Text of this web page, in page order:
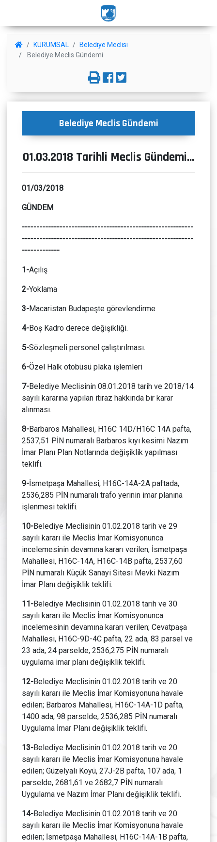
KURUMSAL
Belediye Meclisi
Belediye Meclis Gündemi
Belediye Meclis Gündemi
01.03.2018 Tarihli Meclis Gündemi...
01/03/2018
GÜNDEM
-----------------------------------------------------------
-----------------------------------------------------------
-------------
1-Açılış
2-Yoklama
3-Macaristan Budapeşte görevlendirme
4-Boş Kadro derece değişikliği.
5-Sözleşmeli personel çalıştırılması.
6-Özel Halk otobüsü plaka işlemleri
7-Belediye Meclisinin 08.01.2018 tarih ve 2018/14
sayılı kararına yapılan itiraz hakkında bir karar
alınması.
8-Barbaros Mahallesi, H16C 14D/H16C 14A pafta,
2537,51 PİN numaralı Barbaros kıyı kesimi Nazım
İmar Planı Plan Notlarında değişiklik yapılması
teklifi.
9-İsmetpaşa Mahallesi, H16C-14A-2A paftada,
2536,285 PİN numaralı trafo yerinin imar planına
işlenmesi teklifi.
10-Belediye Meclisinin 01.02.2018 tarih ve 29
sayılı kararı ile Meclis İmar Komisyonunca
incelemesinin devamına kararı verilen; İsmetpaşa
Mahallesi, H16C-14A, H16C-14B pafta, 2537,60
PİN numaralı Küçük Sanayi Sitesi Mevki Nazım
İmar Planı değişiklik teklifi.
11-Belediye Meclisinin 01.02.2018 tarih ve 30
sayılı kararı ile Meclis İmar Komisyonunca
incelemesinin devamına kararı verilen; Cevatpaşa
Mahallesi, H16C-9D-4C pafta, 22 ada, 83 parsel ve
23 ada, 24 parselde, 2536,275 PİN numaralı
uygulama imar planı değişiklik teklifi.
12-Belediye Meclisinin 01.02.2018 tarih ve 20
sayılı kararı ile Meclis İmar Komisyonuna havale
edilen; Barbaros Mahallesi, H16C-14A-1D pafta,
1400 ada, 98 parselde, 2536,285 PİN numaralı
Uygulama İmar Planı değişiklik teklifi.
13-Belediye Meclisinin 01.02.2018 tarih ve 20
sayılı kararı ile Meclis İmar Komisyonuna havale
edilen; Güzelyalı Köyü, 27J-2B pafta, 107 ada, 1
parselde, 2681,61 ve 2682,7 PİN numaralı
Uygulama ve Nazım İmar Planı değişiklik teklifi.
14-Belediye Meclisinin 01.02.2018 tarih ve 20
sayılı kararı ile Meclis İmar Komisyonuna havale
edilen; İsmetpaşa Mahallesi, H16C-14A-1B pafta,